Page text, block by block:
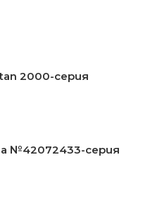
2000-серия
№42072433-серия